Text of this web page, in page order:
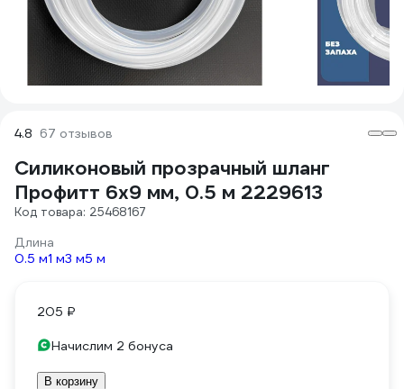
4.8 67 отзывов
Силиконовый прозрачный шланг
Профитт 6x9 мм, 0.5 м 2229613
Код товара: 25468167
Длина
0.5 м1 м3 м5 м
205 ₽
Начислим 2 бонуса
В корзину